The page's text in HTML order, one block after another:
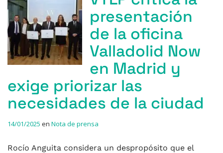
presentación
de la oficina
Valladolid Now
en Madrid y
exige priorizar las
necesidades de la ciudad
14/01/2025 en Nota de prensa
Rocío Anguita considera un despropósito que el